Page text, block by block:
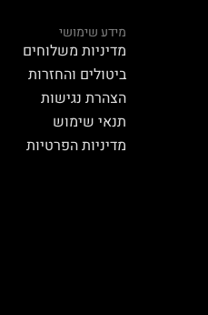
מידע שימושי
מדיניות משלוחים
ביטולים והחזרות
הצהרת נגישות
תנאי שימוש
מדיניות הפרטיות